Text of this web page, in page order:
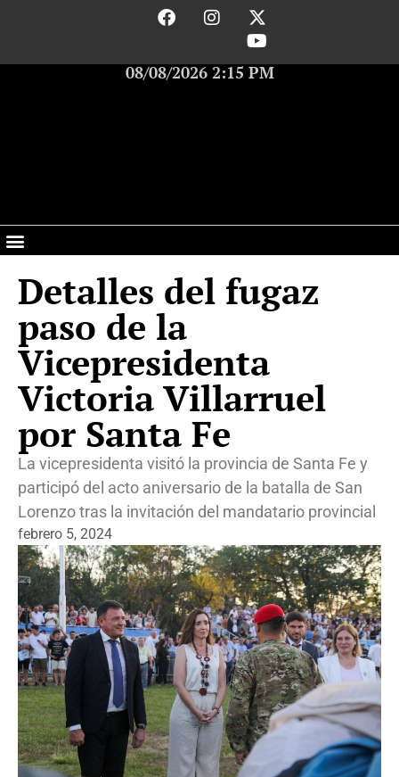
08/08/2026 2:15 PM
Detalles del fugaz
paso de la
Vicepresidenta
Victoria Villarruel
por Santa Fe
La vicepresidenta visitó la provincia de Santa Fe y
participó del acto aniversario de la batalla de San
Lorenzo tras la invitación del mandatario provincial
febrero 5, 2024